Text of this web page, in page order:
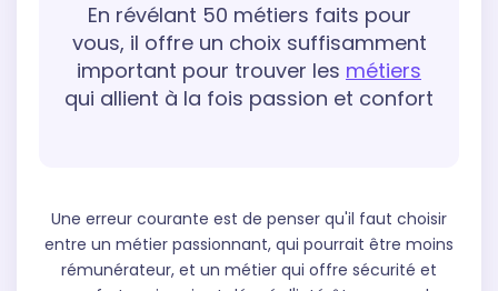
En révélant 50 métiers faits pour
vous, il offre un choix suffisamment
important pour trouver les métiers
qui allient à la fois passion et confort
Une erreur courante est de penser qu'il faut choisir
entre un métier passionnant, qui pourrait être moins
rémunérateur, et un métier qui offre sécurité et